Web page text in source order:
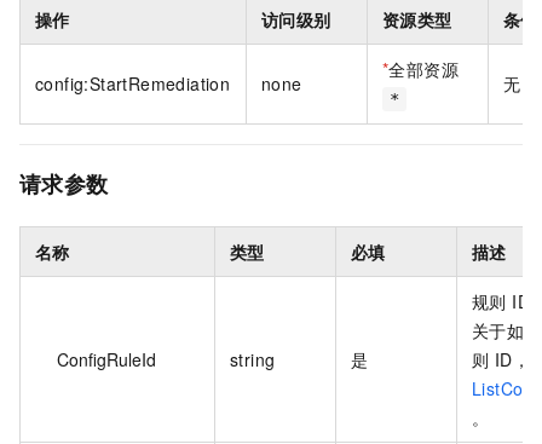
操作 访问级别 资源类型 条
config:StartRemediation none
*全部资源
*
无
请求参数
名称 类型 必填 描述
ConfigRuleId string 是
规则 ID
关于如
则 ID，
。